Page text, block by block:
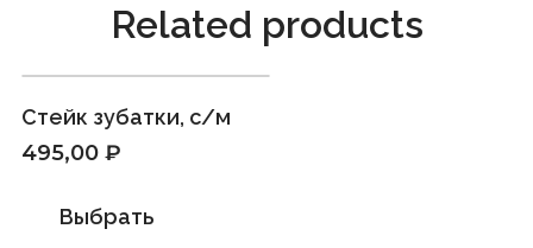
Related products
Стейк зубатки, с/м
495,00 ₽
Выбрать